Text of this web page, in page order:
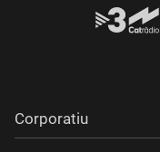
Corporatiu